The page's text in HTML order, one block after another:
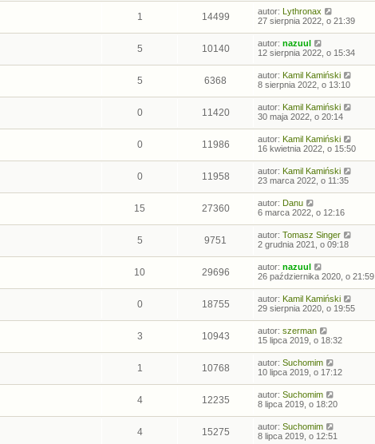
1 14499 autor: Lythronax
27 sierpnia 2022, o 21:39
5 10140 autor: nazuul
12 sierpnia 2022, o 15:34
5 6368 autor: Kamil Kamiński
8 sierpnia 2022, o 13:10
0 11420 autor: Kamil Kamiński
30 maja 2022, o 20:14
0 11986 autor: Kamil Kamiński
16 kwietnia 2022, o 15:50
0 11958 autor: Kamil Kamiński
23 marca 2022, o 11:35
15 27360 autor: Danu
6 marca 2022, o 12:16
5 9751 autor: Tomasz Singer
2 grudnia 2021, o 09:18
10 29696 autor: nazuul
26 października 2020, o 21:59
0 18755 autor: Kamil Kamiński
29 sierpnia 2020, o 19:55
3 10943 autor: szerman
15 lipca 2019, o 18:32
1 10768 autor: Suchomim
10 lipca 2019, o 17:12
4 12235 autor: Suchomim
8 lipca 2019, o 18:20
4 15275 autor: Suchomim
8 lipca 2019, o 12:51